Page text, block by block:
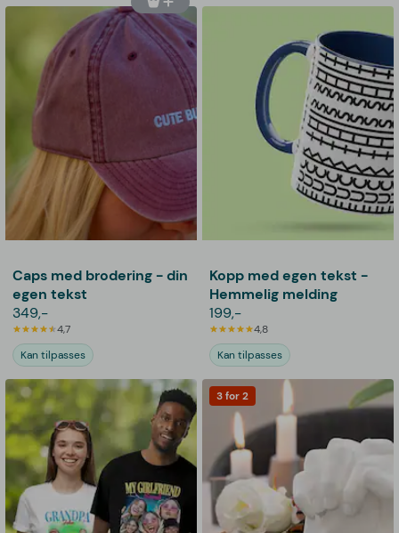
Caps med brodering - din
egen tekst
349,-
4,7
Kan tilpasses
Kopp med egen tekst -
Hemmelig melding
199,-
4,8
Kan tilpasses
3 for 2